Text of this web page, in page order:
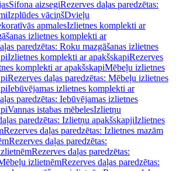
Sifona aizsegiRezerves daļas paredzētas:
Izplūdes vāciņšDvieļu
apmalesIzlietnes komplekti ar
izlietnes komplekti ar
paredzētas: Roku mazgāšanas izlietnes
Izlietnes komplekti ar apakšskapiRezerves
komplekti ar apakšskapiMēbeļu izlietnes
Rezerves daļas paredzētas: Mēbeļu izlietnes
Iebūvējamas izlietnes komplekti ar
paredzētas: Iebūvējamas izlietnes
Vannas istabas mēbelesIzlietņu
paredzētas: Izlietņu apakšskapjiIzlietnes
Rezerves daļas paredzētas: Izlietnes mazām
Rezerves daļas paredzētas:
Rezerves daļas paredzētas:
izlietnēmRezerves daļas paredzētas: